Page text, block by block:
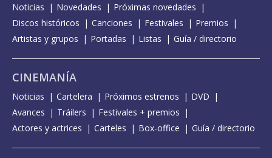
Noticias Novedades
Próximas novedades
Discos históricos
Canciones Festivales
Premios
Artistas y grupos
Portadas Listas Guía / directorio
CINEMANÍA
Noticias Cartelera Próximos estrenos
DVD
Avances
Tráilers
Festivales + premios
Actores y actrices
Carteles Box-office Guía / directorio